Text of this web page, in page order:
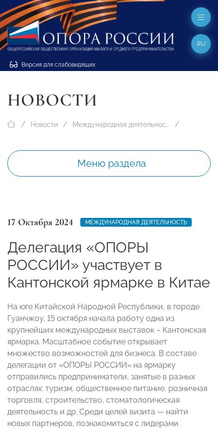
Версия для слабовидящих
RU
НОВОСТИ
Новости Международная деятельность
Меню раздела
17 Октября 2024 МЕЖДУНАРОДНАЯ ДЕЯТЕЛЬНОСТЬ
Делегация «ОПОРЫ
РОССИИ» участвует в
Кантонской ярмарке в Китае
На юге Китайской Народной Республики, в городе
Гуанчжоу, 15 октября начала работу одна из
крупнейших международных выставок – Кантонская
ярмарка. Масштабное событие открывает
множество возможностей для бизнеса. В составе
делегации от «ОПОРЫ РОССИИ» на ярмарку
отправились предприниматели, занятые в разных
отраслях: туризм, общественное питание, розничная
торговля, строительство, стоматологическая
деятельность и др. Среди целей визита — найти
новых партнеров, познакомиться с лидерами